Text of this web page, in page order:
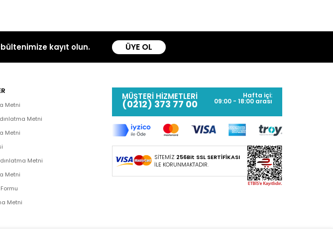
kayıt olun. ÜYE OL
Metni
Metni
Metni
Metni
Metni
Metni
MÜŞTERİ HİZMETLERİ
(0212) 373 77 00
Hafta içi:
09:00 - 18:00 arası
SİTEMİZ 256Bit SSL SERTİFİKASI
İLE KORUNMAKTADIR.